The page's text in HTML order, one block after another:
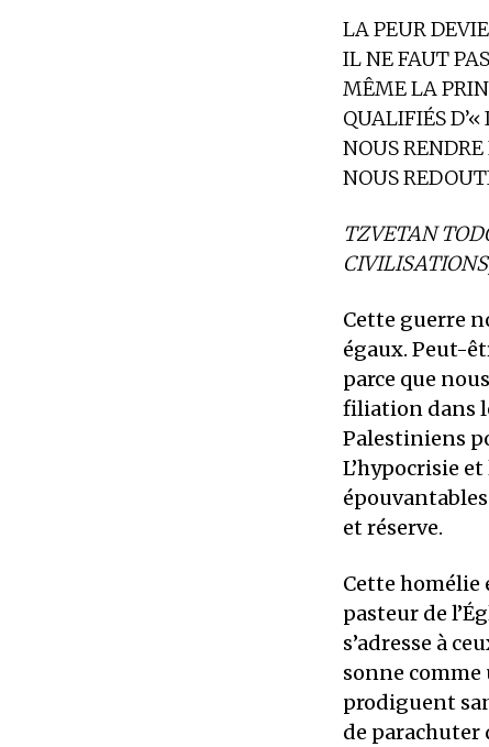
LA PEUR
IL NE FAUT
MÊME LA
QUALIFIÉS D’«
NOUS
NOUS
TZVETAN
CIVILISATIONS
Cette guerre
égaux. Peut-
parce que
filiation dans
Palestiniens
L’hypocrisie
et réserve.
Cette homélie
pasteur de
s’adresse à
sonne
prodiguent
de parachuter